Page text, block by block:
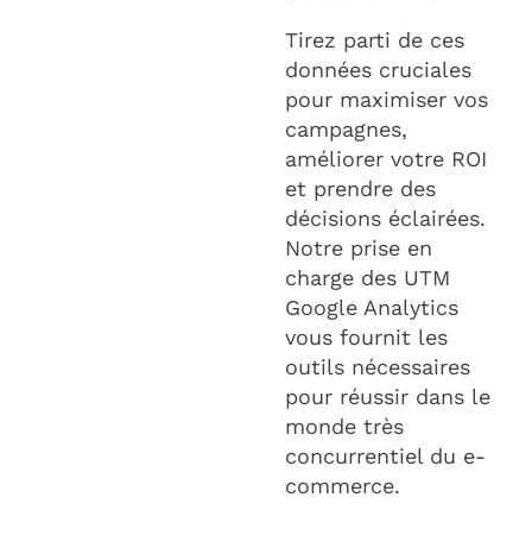
Tirez parti de ces
données cruciales
pour maximiser vos
campagnes,
améliorer votre ROI
et prendre des
décisions éclairées.
Notre prise en
charge des UTM
Google Analytics
vous fournit les
outils nécessaires
pour réussir dans le
monde très
concurrentiel du e-
commerce.